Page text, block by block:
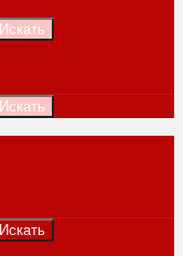
Искать
Искать
Искать